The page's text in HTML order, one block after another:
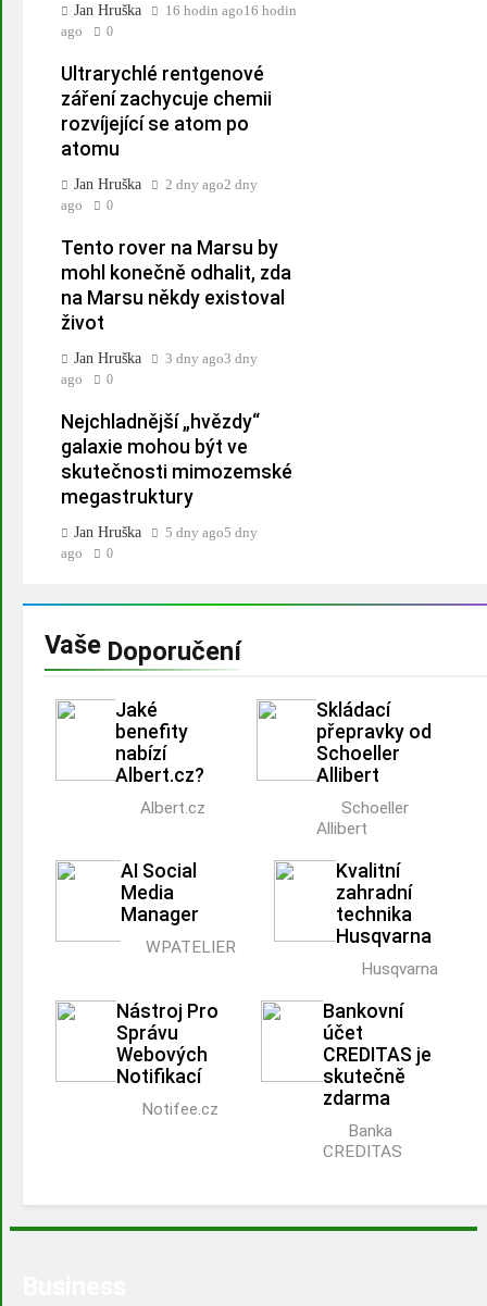
Jan Hruška 16 hodin ago16 hodin
ago
0
Ultrarychlé rentgenové
záření zachycuje chemii
rozvíjející se atom po
atomu
Jan Hruška 2 dny ago2 dny
ago
0
Tento rover na Marsu by
mohl konečně odhalit, zda
na Marsu někdy existoval
život
Jan Hruška 3 dny ago3 dny
ago
0
Nejchladnější „hvězdy“
galaxie mohou být ve
skutečnosti mimozemské
megastruktury
Jan Hruška 5 dny ago5 dny
ago
0
Vaše Doporučení
Jaké
benefity
nabízí
Albert.cz?
Albert.cz
Skládací
přepravky od
Schoeller
Allibert
Schoeller
Allibert
AI Social
Media
Manager
WPATELIER
Kvalitní
zahradní
technika
Husqvarna
Husqvarna
Nástroj Pro
Správu
Webových
Notifikací
Notifee.cz
Bankovní
účet
CREDITAS je
skutečně
zdarma
Banka
CREDITAS